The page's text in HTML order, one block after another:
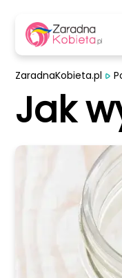
ZaradnaKobieta.pl
Jak